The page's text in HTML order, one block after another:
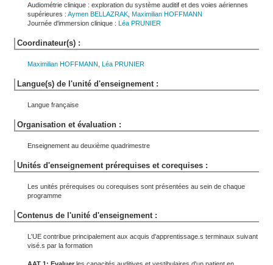
Audiométrie clinique : exploration du système auditif et des voies aériennes
supérieures : Aymen BELLAZRAK Maximilian HOFFMANN
Journée d'immersion clinique : Léa PRUNIER
Coordinateur(s) :
Maximilian HOFFMANN Léa PRUNIER
Langue(s) de l'unité d'enseignement :
Langue française
Organisation et évaluation :
Enseignement au deuxième quadrimestre
Unités d'enseignement prérequises et corequises :
Les unités prérequises ou corequises sont présentées au sein de chaque
programme
Contenus de l'unité d'enseignement :
L'UE contribue principalement aux acquis d'apprentissage.s terminaux suivant
visé.s par la formation